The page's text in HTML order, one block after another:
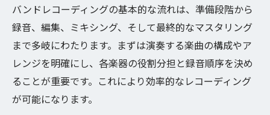
高音質を実現するバンドレコーディングの
秘訣
バンドレコーディングで音質を保つミキシ
ング技術
音の輪郭を際立たせるバンドレコーディン
バンドレコーディングの基本的な流れは、準備段階から
録音、編集、ミキシング、そして最終的なマスタリング
まで多岐にわたります。まずは演奏する楽曲の構成やア
レンジを明確にし、各楽器の役割分担と録音順序を決め
ることが重要です。これにより効率的なレコーディング
が可能になります。